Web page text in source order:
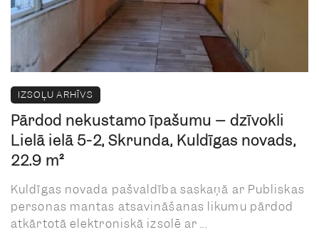
IZSOĻU ARHĪVS
Pārdod nekustamo īpašumu – dzīvokli
Lielā ielā 5-2, Skrunda, Kuldīgas novads,
22.9 m²
Kuldīgas novada pašvaldība saskaņā ar Publiskas
personas mantas atsavināšanas likumu pārdod
atkārtotā elektroniskā izsolē ar ...